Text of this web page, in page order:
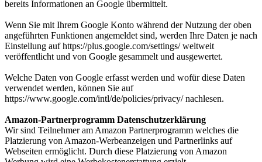
bereits Informationen an Google übermittelt.
Wenn Sie mit Ihrem Google Konto während der Nutzung der oben
angeführten Funktionen angemeldet sind, werden Ihre Daten je nach
Einstellung auf https://plus.google.com/settings/ weltweit
veröffentlicht und von Google gesammelt und ausgewertet.
Welche Daten von Google erfasst werden und wofür diese Daten
verwendet werden, können Sie auf
https://www.google.com/intl/de/policies/privacy/ nachlesen.
Amazon-Partnerprogramm Datenschutzerklärung
Wir sind Teilnehmer am Amazon Partnerprogramm welches die
Platzierung von Amazon-Werbeanzeigen und Partnerlinks auf
Webseiten ermöglicht. Durch diese Platzierung von Amazon